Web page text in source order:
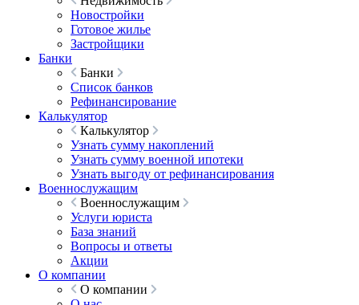
Новостройки
Готовое жилье
Застройщики
Банки
Банки
Список банков
Рефинансирование
Калькулятор
Калькулятор
Узнать сумму накоплений
Узнать сумму военной ипотеки
Узнать выгоду от рефинансирования
Военнослужащим
Военнослужащим
Услуги юриста
База знаний
Вопросы и ответы
Акции
О компании
О компании